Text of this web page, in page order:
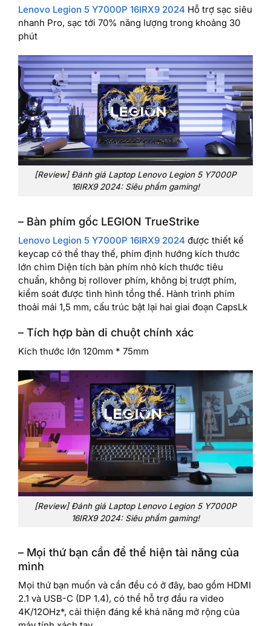
Lenovo Legion 5 Y7000P 16IRX9 2024 Hỗ trợ sạc siêu
nhanh Pro, sạc tới 70% năng lượng trong khoảng 30
phút
[Review] Đánh giá Laptop Lenovo Legion 5 Y7000P
16IRX9 2024: Siêu phẩm gaming!
– Bàn phím gốc LEGION TrueStrike
Lenovo Legion 5 Y7000P 16IRX9 2024 được thiết kế
keycap có thể thay thế, phím định hướng kích thước
lớn chìm Diện tích bàn phím nhỏ kích thước tiêu
chuẩn, không bị rollover phím, không bị trượt phím,
kiểm soát được tình hình tổng thể. Hành trình phím
thoải mái 1,5 mm, cấu trúc bật lại hai giai đoạn CapsLk
– Tích hợp bàn di chuột chính xác
Kích thước lớn 120mm * 75mm
[Review] Đánh giá Laptop Lenovo Legion 5 Y7000P
16IRX9 2024: Siêu phẩm gaming!
– Mọi thứ bạn cần để thể hiện tài năng của
mình
Mọi thứ bạn muốn và cần đều có ở đây, bao gồm HDMI
2.1 và USB-C (DP 1.4), có thể hỗ trợ đầu ra video
4K/12OHz*, cải thiện đáng kể khả năng mở rộng của